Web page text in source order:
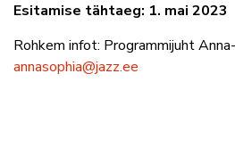
Esitamise tähtaeg: 1. mai 2023
Rohkem infot: Programmijuht
annasophia@jazz.ee